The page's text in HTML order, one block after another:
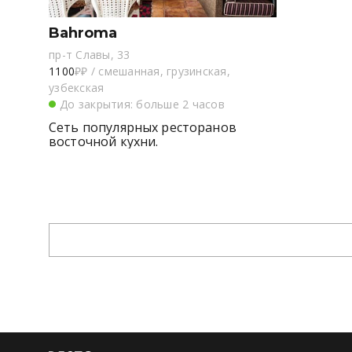
Bahroma
пр-т Славы, 33
1100₽₽ / смешанная, грузинская,
узбекская
До закрытия: больше 2 часов
Сеть популярных ресторанов
восточной кухни.